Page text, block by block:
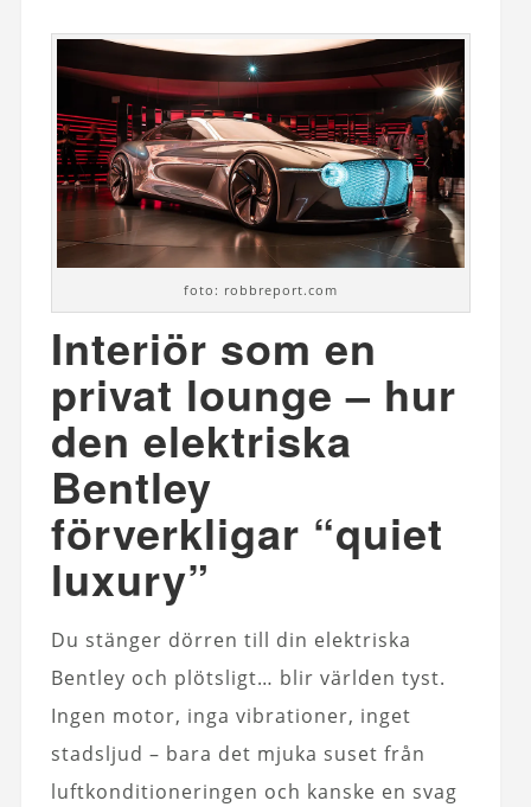
foto: robbreport.com
Interiör som en
privat lounge – hur
den elektriska
Bentley
förverkligar “quiet
luxury”
Du stänger dörren till din elektriska
Bentley och plötsligt… blir världen tyst.
Ingen motor, inga vibrationer, inget
stadsljud – bara det mjuka suset från
luftkonditioneringen och kanske en svag